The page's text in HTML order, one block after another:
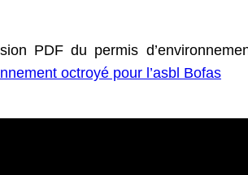
PDF du permis
octroyé pour l’asbl Bofas